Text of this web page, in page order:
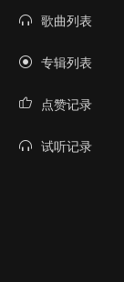
歌曲列表
专辑列表
点赞记录
试听记录